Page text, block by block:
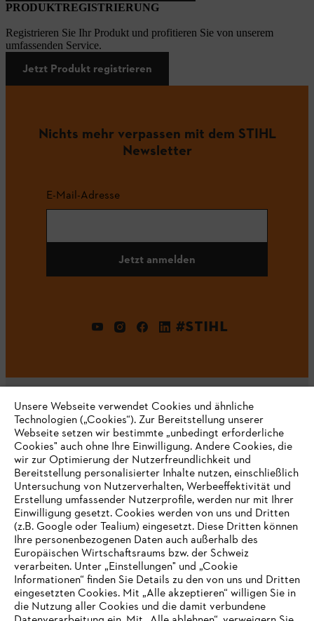
PRODUKTREGISTRIERUNG
Registrieren Sie Ihr Produkt und profitieren Sie von unserem
umfassenden Service.
Jetzt Produkt registrieren
Nichts mehr verpassen mit dem STIHL
Newsletter
E-Mail-Adresse
Jetzt anmelden
#STIHL
Unternehmen
Häufig gestellte Fragen
Support
Unsere Webseite verwendet Cookies und ähnliche
Technologien („Cookies“). Zur Bereitstellung unserer
Webseite setzen wir bestimmte „unbedingt erforderliche
Cookies" auch ohne Ihre Einwilligung. Andere Cookies, die
wir zur Optimierung der Nutzerfreundlichkeit und
Bereitstellung personalisierter Inhalte nutzen, einschließlich
Untersuchung von Nutzerverhalten, Werbeeffektivität und
Erstellung umfassender Nutzerprofile, werden nur mit Ihrer
Einwilligung gesetzt. Cookies werden von uns und Dritten
(z.B. Google oder Tealium) eingesetzt. Diese Dritten können
Ihre personenbezogenen Daten auch außerhalb des
Europäischen Wirtschaftsraums bzw. der Schweiz
verarbeiten. Unter „Einstellungen" und „Cookie
Informationen“ finden Sie Details zu den von uns und Dritten
eingesetzten Cookies. Mit „Alle akzeptieren“ willigen Sie in
die Nutzung aller Cookies und die damit verbundene